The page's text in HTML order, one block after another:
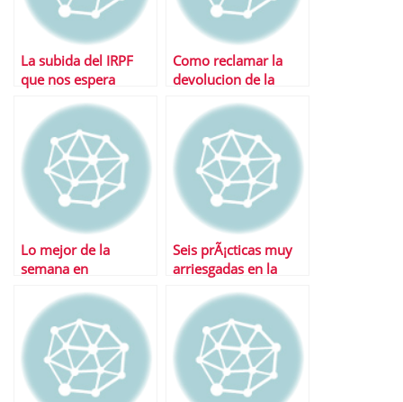
La subida del IRPF
que nos espera
Como reclamar la
devolucion de la
Lo mejor de la
semana en
Seis prÃ¡cticas muy
arriesgadas en la
renta